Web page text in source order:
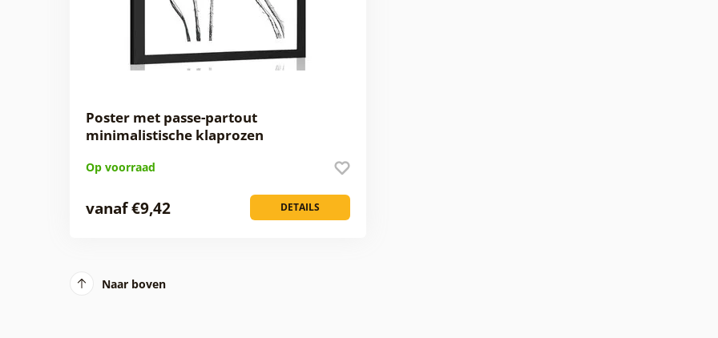
Poster met passe-partout
minimalistische klaprozen
Op voorraad
DETAILS
vanaf €9,42
Naar boven